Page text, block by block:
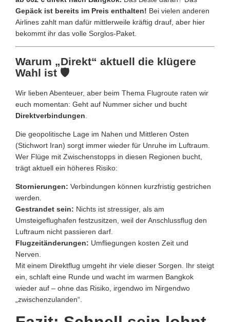
Gepäck ist bereits im Preis enthalten! Bei vielen anderen
Airlines zahlt man dafür mittlerweile kräftig drauf, aber hier
bekommt ihr das volle Sorglos-Paket.
Warum „Direkt“ aktuell die klügere
Wahl ist 🛡️
Wir lieben Abenteuer, aber beim Thema Flugroute raten wir
euch momentan: Geht auf Nummer sicher und bucht
Direktverbindungen.
Die geopolitische Lage im Nahen und Mittleren Osten
(Stichwort Iran) sorgt immer wieder für Unruhe im Luftraum.
Wer Flüge mit Zwischenstopps in diesen Regionen bucht,
trägt aktuell ein höheres Risiko:
Stornierungen: Verbindungen können kurzfristig gestrichen
werden.
Gestrandet sein: Nichts ist stressiger, als am
Umsteigeflughafen festzusitzen, weil der Anschlussflug den
Luftraum nicht passieren darf.
Flugzeitänderungen: Umfliegungen kosten Zeit und
Nerven.
Mit einem Direktflug umgeht ihr viele dieser Sorgen. Ihr steigt
ein, schlaft eine Runde und wacht im warmen Bangkok
wieder auf – ohne das Risiko, irgendwo im Nirgendwo
„zwischenzulanden“.